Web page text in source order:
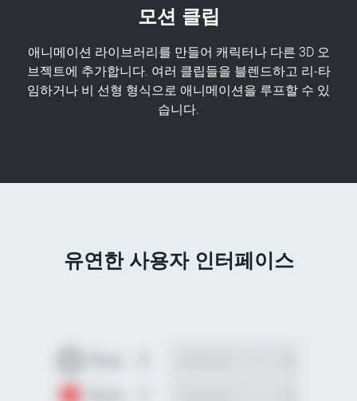
모션 클립
애니메이션 라이브러리를 만들어 캐릭터나 다른 3D 오
브젝트에 추가합니다. 여러 클립들을 블렌드하고 리-타
임하거나 비 선형 형식으로 애니메이션을 루프할 수 있
습니다.
유연한 사용자 인터페이스